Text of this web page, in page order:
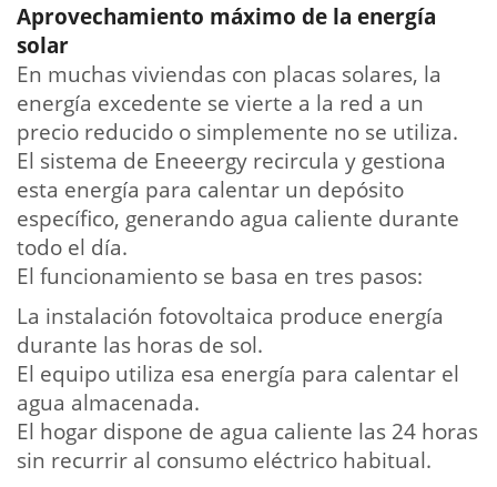
Aprovechamiento máximo de la energía
solar
En muchas viviendas con placas solares, la
energía excedente se vierte a la red a un
precio reducido o simplemente no se utiliza.
El sistema de Eneeergy recircula y gestiona
esta energía para calentar un depósito
específico, generando agua caliente durante
todo el día.
El funcionamiento se basa en tres pasos:
La instalación fotovoltaica produce energía
durante las horas de sol.
El equipo utiliza esa energía para calentar el
agua almacenada.
El hogar dispone de agua caliente las 24 horas
sin recurrir al consumo eléctrico habitual.